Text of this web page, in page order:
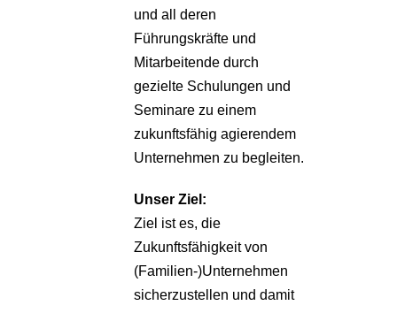
und all deren
Führungskräfte und
Mitarbeitende durch
gezielte Schulungen und
Seminare zu einem
zukunftsfähig agierendem
Unternehmen zu begleiten.
Unser Ziel:
Ziel ist es, die
Zukunftsfähigkeit von
(Familien-)Unternehmen
sicherzustellen und damit